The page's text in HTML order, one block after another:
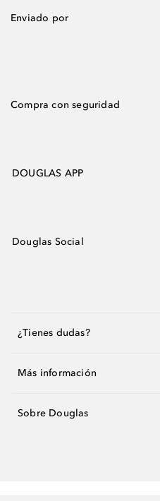
Enviado por
Compra con seguridad
DOUGLAS APP
Douglas Social
¿Tienes dudas?
Más información
Sobre Douglas